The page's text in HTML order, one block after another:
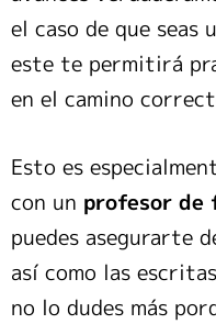
el caso de que seas
este te permitirá
en el camino
Esto es
con un profesor de
puedes asegurarte
así como las
no lo dudes más